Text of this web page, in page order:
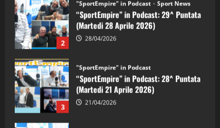
3
"SportEmpire" in Podcast
“SportEmpire” in Podcast: 28^ Puntata
(Martedi 21 Aprile 2026)
21/04/2026
4
"SportEmpire" in Podcast
“SportEmpire” in Podcast: 27^ Puntata
(Martedi 14 Aprile 2026)
15/04/2026